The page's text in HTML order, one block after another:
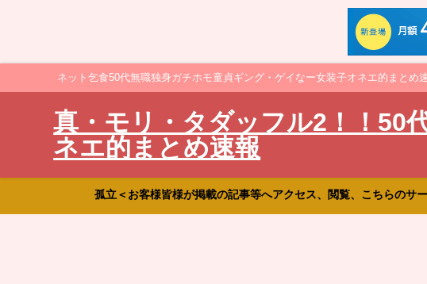
ネット乞食50代無職独身ガチホモ童貞ギング・ゲイなー女装子オネエ的まと
真・モリ・タダッフル2！！50
ネエ的まとめ速報
孤立＜お客様皆様が掲載の記事等へアクセス、閲覧、こちらのサ